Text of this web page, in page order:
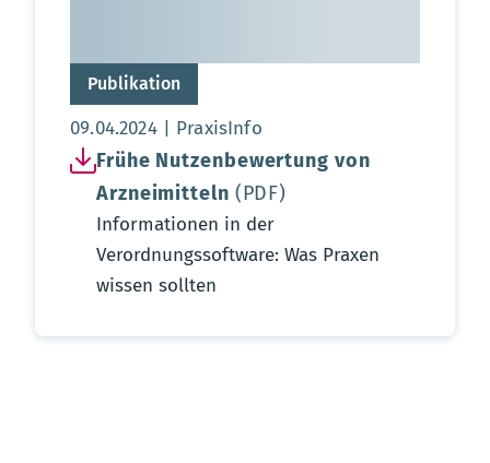
Publikation
Aktualisierungsdatum:
09.04.2024 PraxisInfo
Frühe Nutzenbewertung von
Arzneimitteln (PDF)
Informationen in der
Verordnungssoftware: Was Praxen
wissen sollten